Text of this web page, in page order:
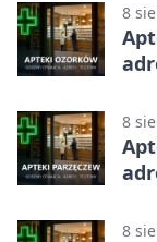
8
8
8